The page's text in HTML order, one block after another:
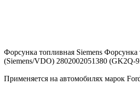
Форсунка топливная Siemens Форсунка
(Siemens/VDO) 2802002051380 (GK2Q-
Применяется на автомобилях марок